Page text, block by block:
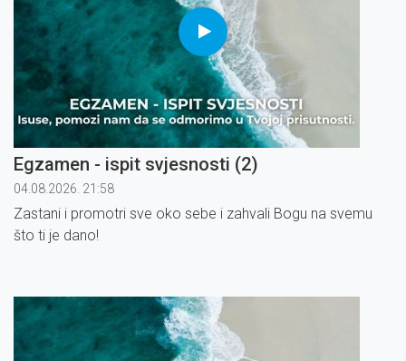
Egzamen - ispit svjesnosti (2)
04.08.2026. 21:58
Zastani i promotri sve oko sebe i zahvali Bogu na svemu
što ti je dano!